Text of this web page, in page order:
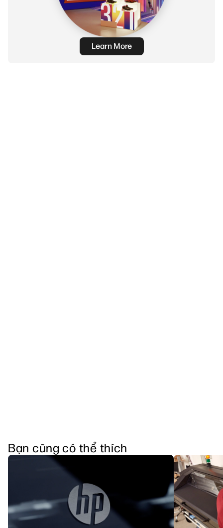
Learn More
Bạn cũng có thể thích